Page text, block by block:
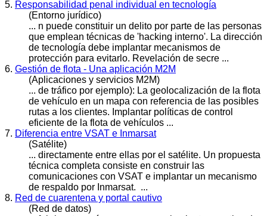
5. Responsabilidad penal individual en tecnología
(Entorno jurídico)
... n puede constituir un delito por parte de las personas
que emplean técnicas de 'hacking interno'. La dirección
de tecnología debe implantar mecanismos de
protección para evitarlo. Revelación de secre ...
6. Gestión de flota - Una aplicación M2M
(Aplicaciones y servicios M2M)
... de tráfico por ejemplo): La geolocalización de la flota
de vehículo en un mapa con referencia de las posibles
rutas a los clientes. Implantar políticas de control
eficiente de la flota de vehículos ...
7. Diferencia entre VSAT e Inmarsat
(Satélite)
... directamente entre ellas por el satélite. Un propuesta
técnica completa consiste en construir las
comunicaciones con VSAT e implantar un mecanismo
de respaldo por Inmarsat. ...
8. Red de cuarentena y portal cautivo
(Red de datos)